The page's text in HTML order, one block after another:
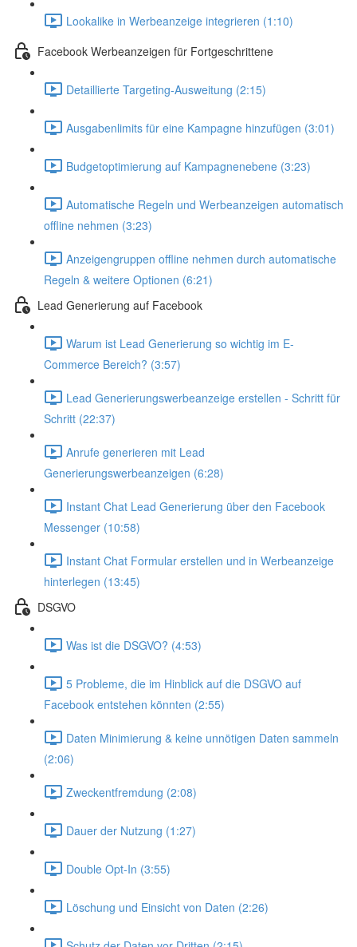
Lookalike in Werbeanzeige integrieren (1:10)
Facebook Werbeanzeigen für Fortgeschrittene
Detaillierte Targeting-Ausweitung (2:15)
Ausgabenlimits für eine Kampagne hinzufügen (3:01)
Budgetoptimierung auf Kampagnenebene (3:23)
Automatische Regeln und Werbeanzeigen automatisch
offline nehmen (3:23)
Anzeigengruppen offline nehmen durch automatische
Regeln & weitere Optionen (6:21)
Lead Generierung auf Facebook
Warum ist Lead Generierung so wichtig im E-
Commerce Bereich? (3:57)
Lead Generierungswerbeanzeige erstellen - Schritt für
Schritt (22:37)
Anrufe generieren mit Lead
Generierungswerbeanzeigen (6:28)
Instant Chat Lead Generierung über den Facebook
Messenger (10:58)
Instant Chat Formular erstellen und in Werbeanzeige
hinterlegen (13:45)
DSGVO
Was ist die DSGVO? (4:53)
5 Probleme, die im Hinblick auf die DSGVO auf
Facebook entstehen könnten (2:55)
Daten Minimierung & keine unnötigen Daten sammeln
(2:06)
Zweckentfremdung (2:08)
Dauer der Nutzung (1:27)
Double Opt-In (3:55)
Löschung und Einsicht von Daten (2:26)